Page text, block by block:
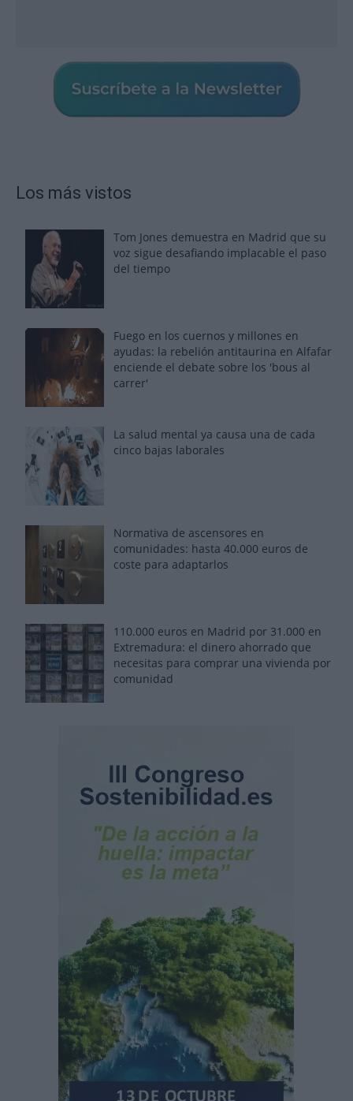
Los más vistos
Tom Jones demuestra en Madrid que su
voz sigue desafiando implacable el paso
del tiempo
Fuego en los cuernos y millones en
ayudas: la rebelión antitaurina en Alfafar
enciende el debate sobre los 'bous al
carrer'
La salud mental ya causa una de cada
cinco bajas laborales
Normativa de ascensores en
comunidades: hasta 40.000 euros de
coste para adaptarlos
110.000 euros en Madrid por 31.000 en
Extremadura: el dinero ahorrado que
necesitas para comprar una vivienda por
comunidad